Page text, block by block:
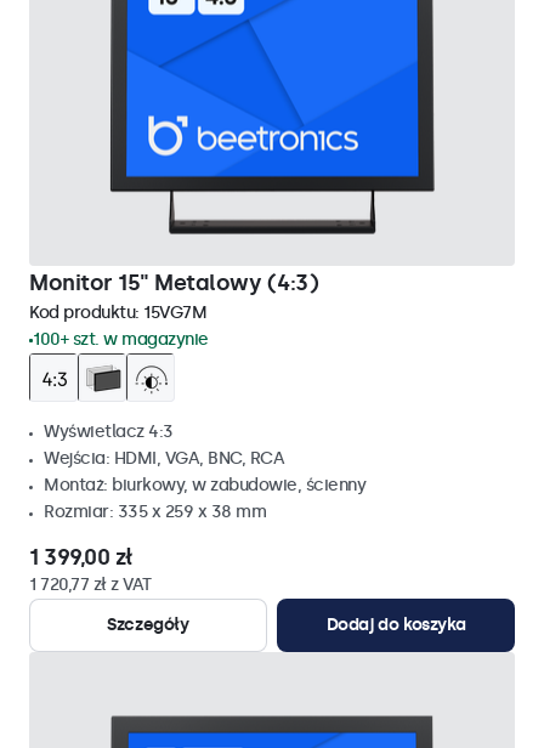
Monitor 15" Metalowy (4:3)
Kod produktu: 15VG7M
100+ szt. w magazynie
Wyświetlacz 4:3
Wejścia: HDMI, VGA, BNC, RCA
Montaż: biurkowy, w zabudowie, ścienny
Rozmiar: 335 x 259 x 38 mm
1 399,00 zł
1 720,77 zł z VAT
Szczegóły
Dodaj do koszyka